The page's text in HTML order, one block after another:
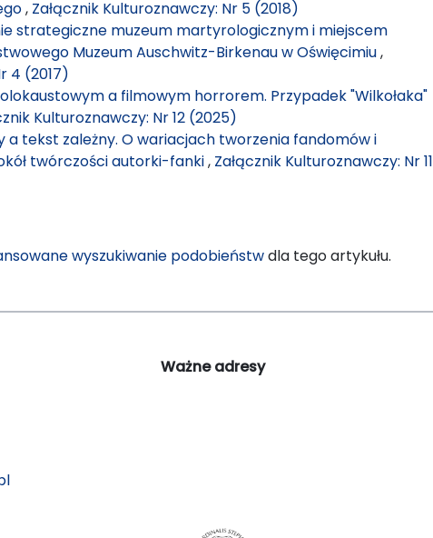
, Załącznik Kulturoznawczy: Nr 5 (2018)
strategiczne muzeum martyrologicznym i miejscem
Muzeum Auschwitz-Birkenau w Oświęcimiu,
4 (2017)
a filmowym horrorem. Przypadek "Wilkołaka"
Kulturoznawczy: Nr 12 (2025)
a tekst zależny. O wariacjach tworzenia fandomów i
twórczości autorki-fanki, Załącznik Kulturoznawczy: Nr 11
wyszukiwanie podobieństwdla tego artykułu.
Ważne adresy